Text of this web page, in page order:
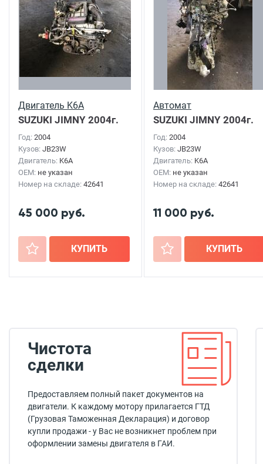
Двигатель K6A
SUZUKI JIMNY 2004г.
Год: 2004
Кузов: JB23W
Двигатель: K6A
OEM: не указан
Номер на складе: 42641
45 000 руб.
+ КУПИТЬ
Автомат
SUZUKI JIMNY 2004г.
Год: 2004
Кузов: JB23W
Двигатель: K6A
OEM: не указан
Номер на складе: 42641
11 000 руб.
+ КУПИТЬ
Чистота
сделки
Предоставляем полный пакет документов на
двигатели. К каждому мотору прилагается ГТД
(Грузовая Таможенная Декларация) и договор
купли продажи - у Вас не возникнет проблем при
оформлении замены двигателя в ГАИ.